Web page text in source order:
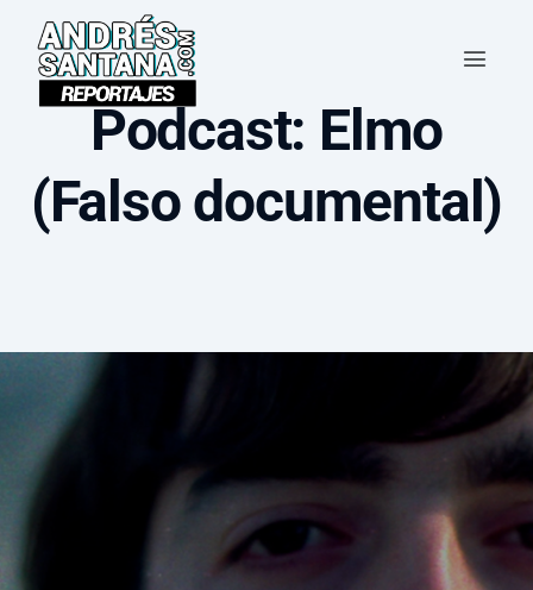
Podcast: Elmo
(Falso documental)